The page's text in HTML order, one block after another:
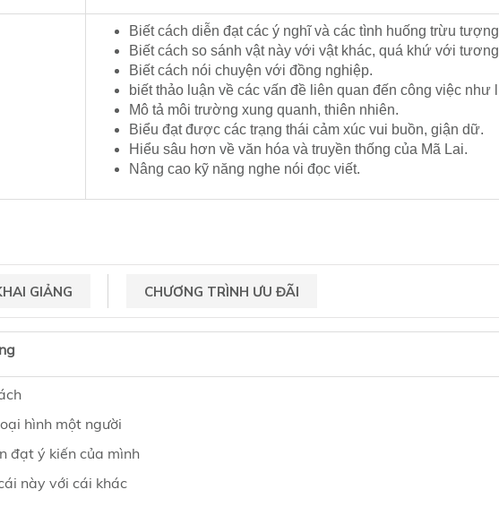
Biết cách diễn đạt các ý nghĩ và các tình huống trừu
Biết cách so sánh vật này với vật khác, quá khứ với
Biết cách nói chuyện với đồng nghiệp.
biết thảo luận về các vấn đề liên quan đến công việc
Mô tả môi trường xung quanh, thiên nhiên.
Biểu đạt được các trạng thái cảm xúc vui buồn, giận dữ.
Hiểu sâu hơn về văn hóa và truyền thống của Mã Lai.
Nâng cao kỹ năng nghe nói đọc viết.
GIẢNG CHƯƠNG TRÌNH ƯU ĐÃI
hình một người
đạt ý kiến của mình
này với cái khác